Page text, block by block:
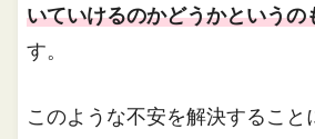
いていけるのかどうかというの
す。
このような不安を解決すること